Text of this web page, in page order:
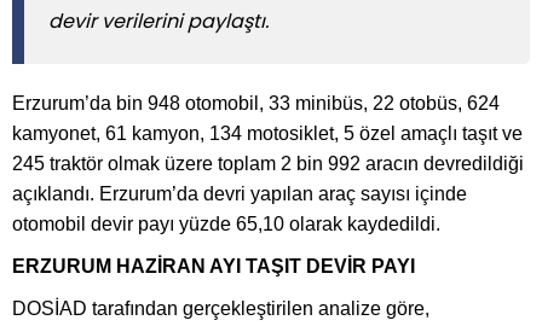
devir verilerini paylaştı.
Erzurum’da bin 948 otomobil, 33 minibüs, 22 otobüs, 624
kamyonet, 61 kamyon, 134 motosiklet, 5 özel amaçlı taşıt ve
245 traktör olmak üzere toplam 2 bin 992 aracın devredildiği
açıklandı. Erzurum’da devri yapılan araç sayısı içinde
otomobil devir payı yüzde 65,10 olarak kaydedildi.
ERZURUM HAZİRAN AYI TAŞIT DEVİR PAYI
DOSİAD tarafından gerçekleştirilen analize göre,